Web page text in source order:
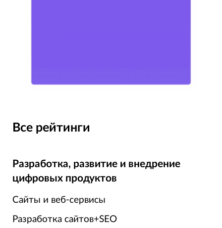
Все рейтинги
Разработка, развитие и внедрение
цифровых продуктов
Сайты и веб-сервисы
Разработка сайтов+SEO